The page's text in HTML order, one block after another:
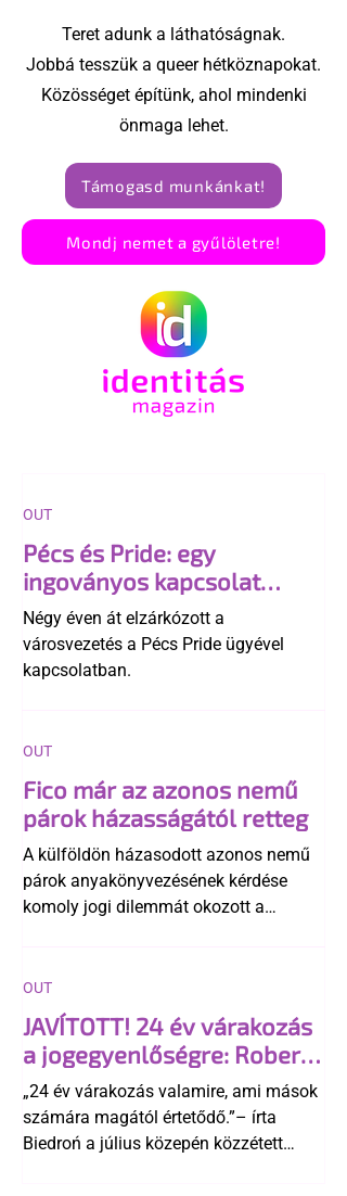
Teret adunk a láthatóságnak.
Jobbá tesszük a queer hétköznapokat.
Közösséget építünk, ahol mindenki
önmaga lehet.
Támogasd munkánkat!
Mondj nemet a gyűlöletre!
Pécs és Pride: egy
ingoványos kapcsolat
története
Négy éven át elzárkózott a
városvezetés a Pécs Pride ügyével
kapcsolatban.
OUT
Fico már az azonos nemű
párok házasságától retteg
A külföldön házasodott azonos nemű
párok anyakönyvezésének kérdése
komoly jogi dilemmát okozott a
egyértelműen tiltja a házasságuk
elismerését. Közben az ellenzéken belül
is vita robbant ki arról, hogy vissza
kellene-e vonni a kormány konzervatív
alkotmánymódosítását
OUT
JAVÍTOTT! 24 év várakozás
a jogegyenlőségre: Robert
Biedroń megindító üzenete
a lengyel bejegyzett
élettársi kapcsolatokért
„24 év várakozás valamire, ami mások
számára magától értetődő.”– írta
Biedroń a július közepén közzétett
OUT